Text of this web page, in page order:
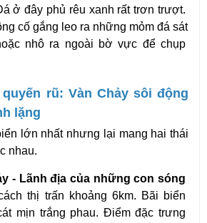
ở đây phủ rêu xanh rất trơn trượt.
cố gắng leo ra những mỏm đá sát
nhô ra ngoài bờ vực để chụp
rũ: Vàn Chảy sôi động
lặng
lớn nhất nhưng lại mang hai thái
nhau.
- Lãnh địa của những con sóng
thị trấn khoảng 6km. Bãi biển
mịn trắng phau. Điểm đặc trưng